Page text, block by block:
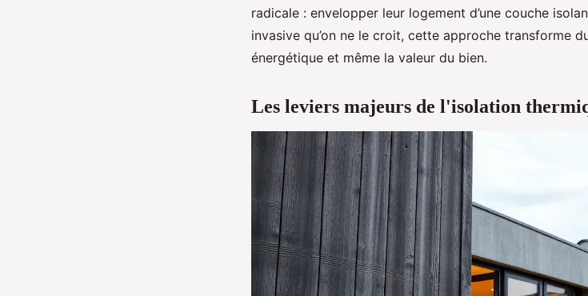
radicale : envelopper leur logement d’une couche
invasive qu’on ne le croit, cette approche transforme
énergétique et même la valeur du bien.
Les leviers majeurs de l'isolation